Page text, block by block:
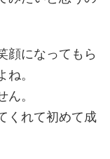
顔になってもら
。
。
くれて初めて成